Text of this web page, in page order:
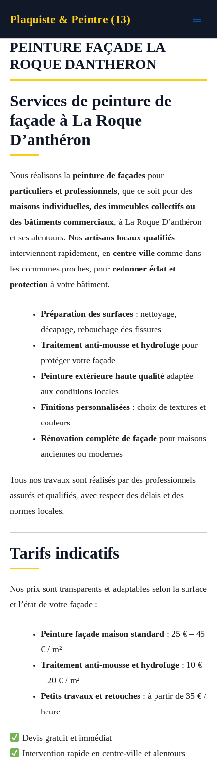
Plaquiste & Peintre (13)
PEINTURE FAÇADE LA
ROQUE DANTHERON
Services de peinture de
façade à La Roque
D’anthéron
Nous réalisons la peinture de façades pour
particuliers et professionnels, que ce soit pour des
maisons individuelles, des immeubles collectifs ou
des bâtiments commerciaux, à La Roque D’anthéron
et ses alentours. Nos artisans locaux qualifiés
interviennent rapidement, en centre-ville comme dans
les communes proches, pour redonner éclat et
protection à votre bâtiment.
Préparation des surfaces: nettoyage,
décapage, rebouchage des fissures
Traitement anti-mousse et hydrofugepour
protéger votre façade
Peinture extérieure haute qualitéadaptée
aux conditions locales
Finitions personnalisées: choix de textures et
couleurs
Rénovation complète de façadepour maisons
anciennes ou modernes
Tous nos travaux sont réalisés par des professionnels
assurés et qualifiés, avec respect des délais et des
normes locales.
Tarifs indicatifs
Nos prix sont transparents et adaptables selon la surface
et l’état de votre façade :
Peinture façade maison standard: 25 € – 45
€ / m²
Traitement anti-mousse et hydrofuge: 10 €
– 20 € / m²
Petits travaux et retouches: à partir de 35 € /
heure
Devis gratuit et immédiat
Intervention rapide en centre-ville et alentours